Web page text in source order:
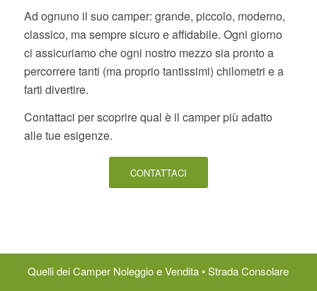
Ad ognuno il suo camper: grande, piccolo, moderno,
classico, ma sempre sicuro e affidabile. Ogni giorno
ci assicuriamo che ogni nostro mezzo sia pronto a
percorrere tanti (ma proprio tantissimi) chilometri e a
farti divertire.
Contattaci per scoprire qual è il camper più adatto
alle tue esigenze.
CONTATTACI
Quelli dei Camper Noleggio e Vendita • Strada Consolare